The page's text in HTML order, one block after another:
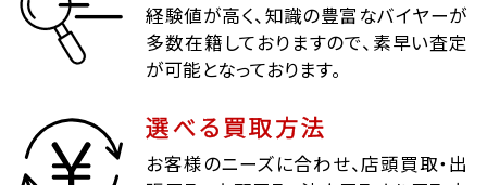
経験値が高く、知識の豊富なバイヤーが
多数在籍しておりますので、素早い査定
が可能となっております。
選べる買取方法
お客様のニーズに合わせ、店頭買取・出